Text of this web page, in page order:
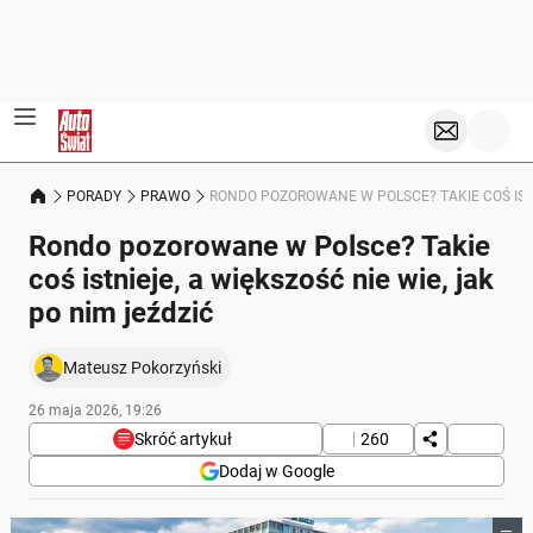
PORADY PRAWO RONDO POZOROWANE W POLSCE? TAKIE COŚ
Rondo pozorowane w Polsce? Takie
coś istnieje, a większość nie wie, jak
po nim jeździć
Mateusz Pokorzyński
26 maja 2026, 19:26
Skróć artykuł
260
Dodaj w Google